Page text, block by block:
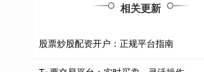
相关更新
股票炒股配资开户：正规平台指南